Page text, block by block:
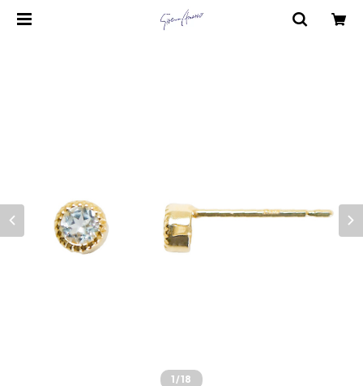
1/18